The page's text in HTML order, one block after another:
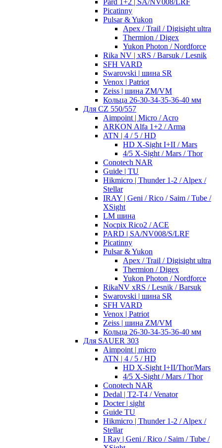
Pard 1+2 | SA/NV008/LRF
Picatinny
Pulsar & Yukon
Apex / Trail / Digisight ultra
Thermion / Digex
Yukon Photon / Nordforce
Rika NV | xRS / Barsuk / Lesnik
SFH VARD
Swarovski | шина SR
Venox | Patriot
Zeiss | шина ZM/VM
Кольца 26-30-34-35-36-40 мм
Для CZ 550/557
Aimpoint | Micro / Acro
ARKON Alfa 1+2 / Arma
ATN | 4 / 5 / HD
HD X-Sight I+II / Mars
4/5 X-Sight / Mars / Thor
Conotech NAR
Guide | TU
Hikmicro | Thunder 1-2 / Alpex /
Stellar
IRAY | Geni / Rico / Saim / Tube /
XSight
LM шина
Nocpix Rico2 / ACE
PARD | SA/NV008/S/LRF
Picatinny
Pulsar & Yukon
Apex / Trail / Digisight ultra
Thermion / Digex
Yukon Photon / Nordforce
RikaNV xRS / Lesnik / Barsuk
Swarovski | шина SR
SFH VARD
Venox | Patriot
Zeiss | шина ZM/VM
Кольца 26-30-34-35-36-40 мм
Для SAUER 303
Aimpoint | micro
ATN | 4 / 5 / HD
HD X-Sight I+II/Thor/Mars
4/5 X-Sight / Mars / Thor
Conotech NAR
Dedal | T2-T4 / Venator
Docter | sight
Guide TU
Hikmicro | Thunder 1-2 / Alpex /
Stellar
I Ray | Geni / Rico / Saim / Tube /